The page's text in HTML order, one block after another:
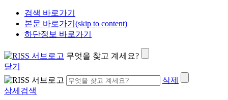
검색 바로가기
본문 바로가기(skip to content)
하단정보 바로가기
무엇을 찾고 계세요?
닫기
삭제
상세검색